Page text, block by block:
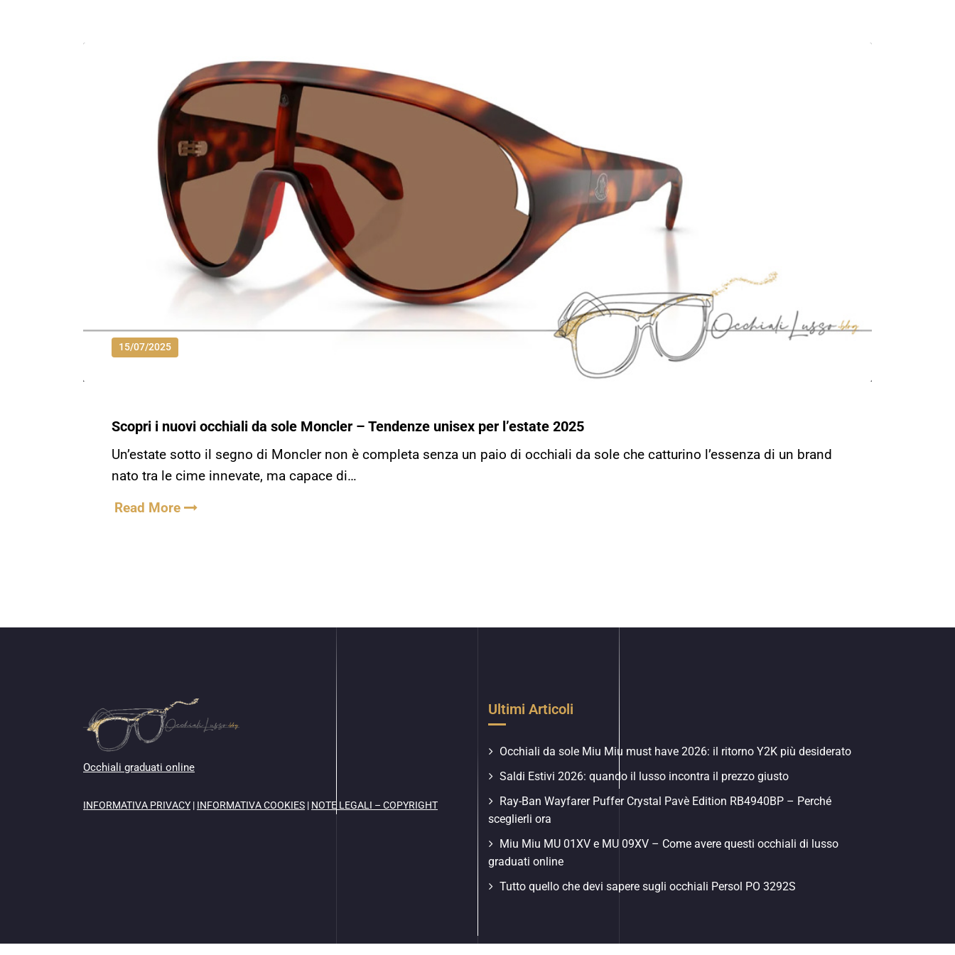
15/07/2025
Scopri i nuovi occhiali da sole Moncler – Tendenze unisex per l’estate 2025
Un’estate sotto il segno di Moncler non è completa senza un paio di occhiali da sole che catturino l’essenza di un brand
nato tra le cime innevate, ma capace di…
Read More
Occhiali graduati online
INFORMATIVA PRIVACY | INFORMATIVA COOKIES | NOTE LEGALI – COPYRIGHT
Ultimi Articoli
Occhiali da sole Miu Miu must have 2026: il ritorno Y2K più desiderato
Saldi Estivi 2026: quando il lusso incontra il prezzo giusto
Ray-Ban Wayfarer Puffer Crystal Pavè Edition RB4940BP – Perché
sceglierli ora
Miu Miu MU 01XV e MU 09XV – Come avere questi occhiali di lusso
graduati online
Tutto quello che devi sapere sugli occhiali Persol PO 3292S